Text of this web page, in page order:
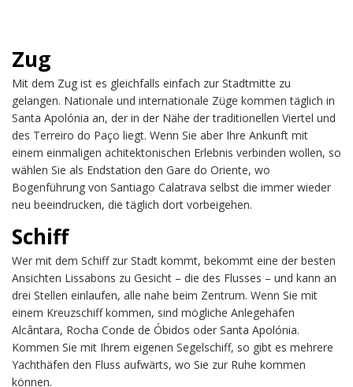
Zug
Mit dem Zug ist es gleichfalls einfach zur Stadtmitte zu
gelangen. Nationale und internationale Züge kommen täglich in
Santa Apolónia an, der in der Nähe der traditionellen Viertel und
des Terreiro do Paço liegt. Wenn Sie aber Ihre Ankunft mit
einem einmaligen achitektonischen Erlebnis verbinden wollen, so
wählen Sie als Endstation den Gare do Oriente, wo
Bogenführung von Santiago Calatrava selbst die immer wieder
neu beeindrucken, die täglich dort vorbeigehen.
Schiff
Wer mit dem Schiff zur Stadt kommt, bekommt eine der besten
Ansichten Lissabons zu Gesicht – die des Flusses – und kann an
drei Stellen einlaufen, alle nahe beim Zentrum. Wenn Sie mit
einem Kreuzschiff kommen, sind mögliche Anlegehäfen
Alcântara, Rocha Conde de Óbidos oder Santa Apolónia.
Kommen Sie mit Ihrem eigenen Segelschiff, so gibt es mehrere
Yachthäfen den Fluss aufwärts, wo Sie zur Ruhe kommen
können.